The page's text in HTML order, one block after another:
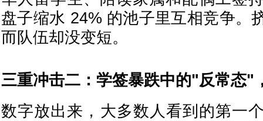
盘子缩水 24% 的池子里互相竞争。
而队伍却没变短。
三重冲击二：学签暴跌中的"反常态"
数字放出来，大多数人看到的第一